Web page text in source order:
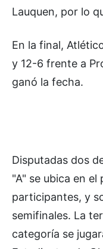
Lauquen, por lo
En la final,
y 12-6 frente a
ganó la fecha.
Disputadas dos
"A" se ubica en
participantes, y
semifinales. La
categoría se